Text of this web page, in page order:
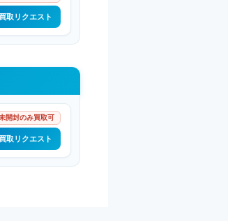
買取リクエスト
開封のみ買取可
買取リクエスト